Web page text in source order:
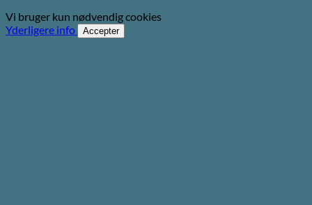
Vi bruger kun nødvendig cookies
Yderligere info
Accepter